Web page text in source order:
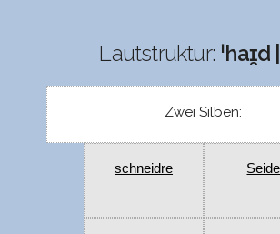
Lautstruktur: ˈhaɪ̯d
Zwei Silben:
schneidre Seide